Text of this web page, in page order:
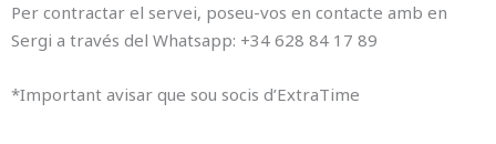
Per contractar el servei, poseu-vos en contacte amb en
Sergi a través del Whatsapp: +34 628 84 17 89
*Important avisar que sou socis d’ExtraTime